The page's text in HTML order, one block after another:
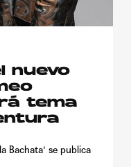
nuevo
tema
Bachata' se publica